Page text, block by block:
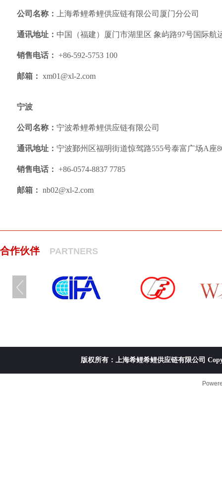
公司名称： 上海希鲤希鲤供应链有限公司厦门分公司
通讯地址： 中国（福建）厦门市湖里区 象屿路97号国际航
销售电话： +86-592-5753 100
邮箱： xm01@xl-2.com
宁波
公司名称： 宁波希鲤希鲤供应链有限公司
通讯地址： 宁波鄞州区福明街道惊驾路555号泰富广场A 座
销售电话： +86-0574-8837 7785
邮箱： nb02@xl-2.com
合作伙伴 PARTNERS
版权所有：上海希鲤希鲤供应链有限公司